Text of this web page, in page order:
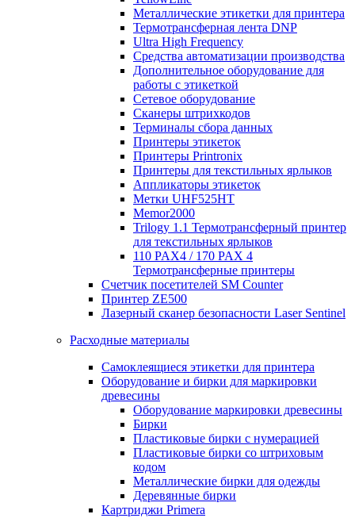
Металлические этикетки для принтера
Термотрансферная лента DNP
Ultra High Frequency
Средства автоматизации производства
Дополнительное оборудование для
работы с этикеткой
Сетевое оборудование
Сканеры штрихкодов
Терминалы сбора данных
Принтеры этикеток
Принтеры Printronix
Принтеры для текстильных ярлыков
Аппликаторы этикеток
Метки UHF525HT
Memor2000
Trilogy 1.1 Термотрансферный принтер
для текстильных ярлыков
110 PAX4 / 170 PAX 4
Термотрансферные принтеры
Счетчик посетителей SM Counter
Принтер ZE500
Лазерный сканер безопасности Laser Sentinel
Расходные материалы
Самоклеящиеся этикетки для принтера
Оборудование и бирки для маркировки
древесины
Оборудование маркировки древесины
Бирки
Пластиковые бирки с нумерацией
Пластиковые бирки со штриховым
кодом
Металлические бирки для одежды
Деревянные бирки
Картриджи Primera